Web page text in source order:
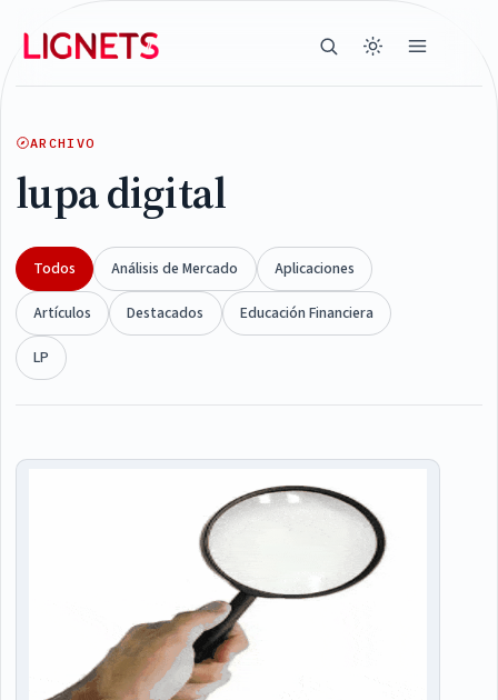
ARCHIVO
lupa digital
Todos Análisis de Mercado
Aplicaciones
Artículos
Destacados
Educación Financiera
LP
Articles